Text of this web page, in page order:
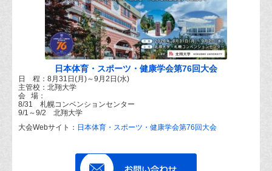
日本体育・スポーツ・健康学会第76回大会
日 程：8月31日(月)～9月2日(水)
主管校：北翔大学
会 場：
8/31 札幌コンベンションセンター
9/1～9/2 北翔大学
大会Webサイト： 日本体育・スポーツ・健康学会第76回大会